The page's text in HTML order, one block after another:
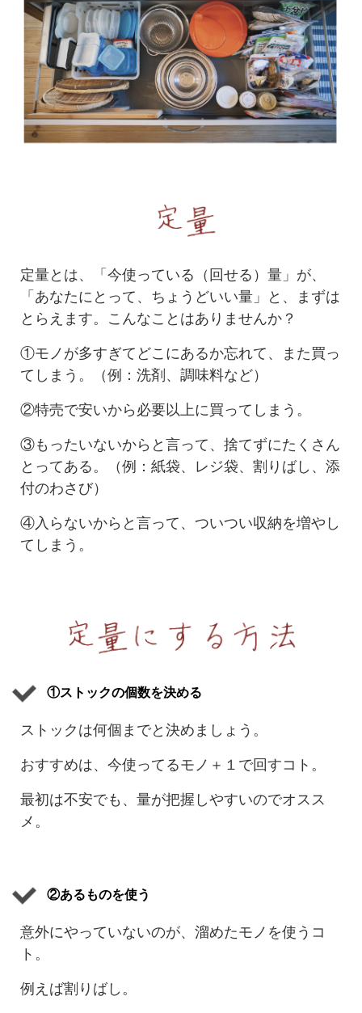
定量とは、「今使っている（回せる）量」が、
「あなたにとって、ちょうどいい量」と、まずは
とらえます。こんなことはありませんか？
①モノが多すぎてどこにあるか忘れて、また買っ
てしまう。（例：洗剤、調味料など）
②特売で安いから必要以上に買ってしまう。
③もったいないからと言って、捨てずにたくさん
とってある。（例：紙袋、レジ袋、割りばし、添
付のわさび）
④入らないからと言って、ついつい収納を増やし
てしまう。
①ストックの個数を決める
ストックは何個までと決めましょう。
おすすめは、今使ってるモノ＋１で回すコト。
最初は不安でも、量が把握しやすいのでオスス
メ。
②あるものを使う
意外にやっていないのが、溜めたモノを使うコ
ト。
例えば割りばし。